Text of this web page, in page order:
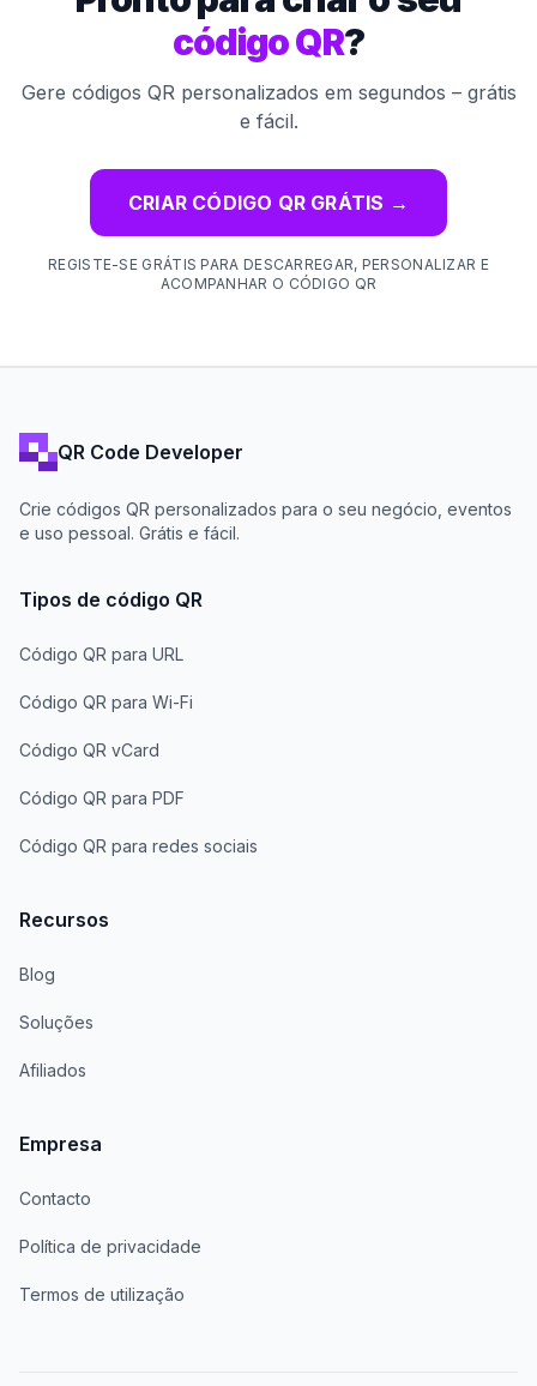
código QR?
Gere códigos QR personalizados em segundos – grátis
e fácil.
CRIAR CÓDIGO QR GRÁTIS →
REGISTE-SE GRÁTIS PARA DESCARREGAR, PERSONALIZAR E
ACOMPANHAR O CÓDIGO QR
QR Code Developer
Crie códigos QR personalizados para o seu negócio, eventos
e uso pessoal. Grátis e fácil.
Tipos de código QR
Código QR para URL
Código QR para Wi-Fi
Código QR vCard
Código QR para PDF
Código QR para redes sociais
Recursos
Blog
Soluções
Afiliados
Empresa
Contacto
Política de privacidade
Termos de utilização